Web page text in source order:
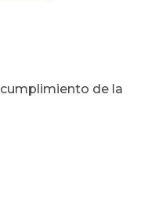
de la